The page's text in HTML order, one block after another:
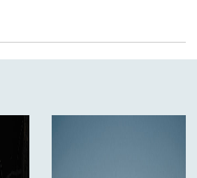
par to kvalitāti, izturību un